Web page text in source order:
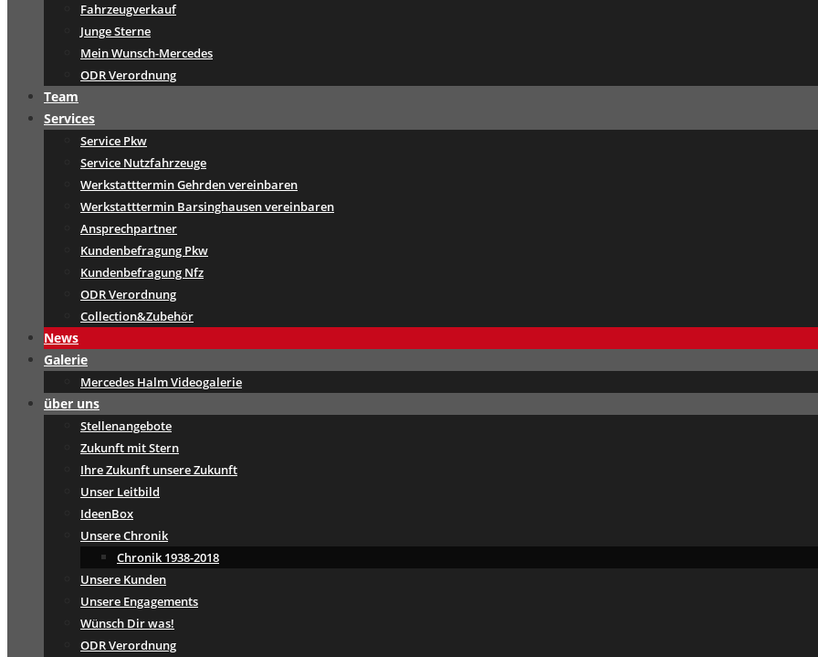
Fahrzeugverkauf
Junge Sterne
Mein Wunsch-Mercedes
ODR Verordnung
Team
Services
Service Pkw
Service Nutzfahrzeuge
Werkstatttermin Gehrden vereinbaren
Werkstatttermin Barsinghausen vereinbaren
Ansprechpartner
Kundenbefragung Pkw
Kundenbefragung Nfz
ODR Verordnung
Collection&Zubehör
News
Galerie
Mercedes Halm Videogalerie
über uns
Stellenangebote
Zukunft mit Stern
Ihre Zukunft unsere Zukunft
Unser Leitbild
IdeenBox
Unsere Chronik
Chronik 1938-2018
Unsere Kunden
Unsere Engagements
Wünsch Dir was!
ODR Verordnung